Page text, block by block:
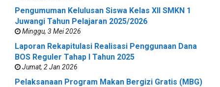
Pengumuman Kelulusan Siswa Kelas XII SMKN 1
Juwangi Tahun Pelajaran 2025/2026
Minggu, 3 Mei 2026
Laporan Rekapitulasi Realisasi Penggunaan Dana
BOS Reguler Tahap I Tahun 2025
Jumat, 2 Jan 2026
Pelaksanaan Program Makan Bergizi Gratis (MBG)